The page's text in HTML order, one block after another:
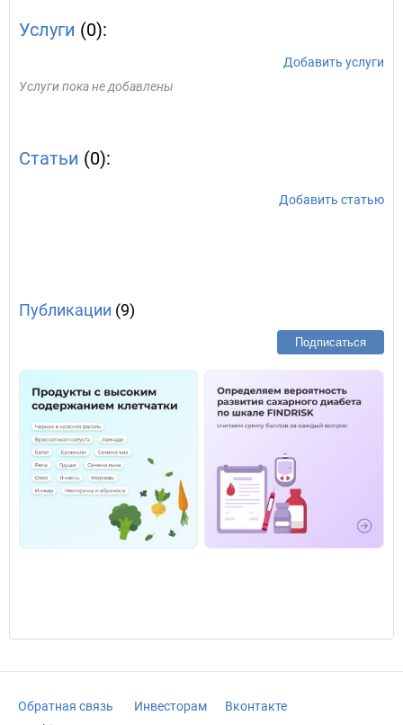
Услуги (0):
Добавить услуги
Услуги пока не добавлены
Статьи (0):
Добавить статью
Публикации (9)
Подписаться
Обратная связь Инвесторам
Вконтакте